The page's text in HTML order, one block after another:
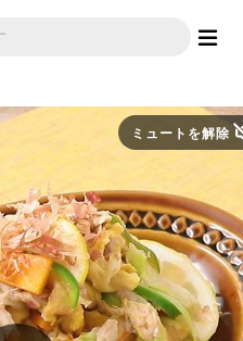
ミュートを解除